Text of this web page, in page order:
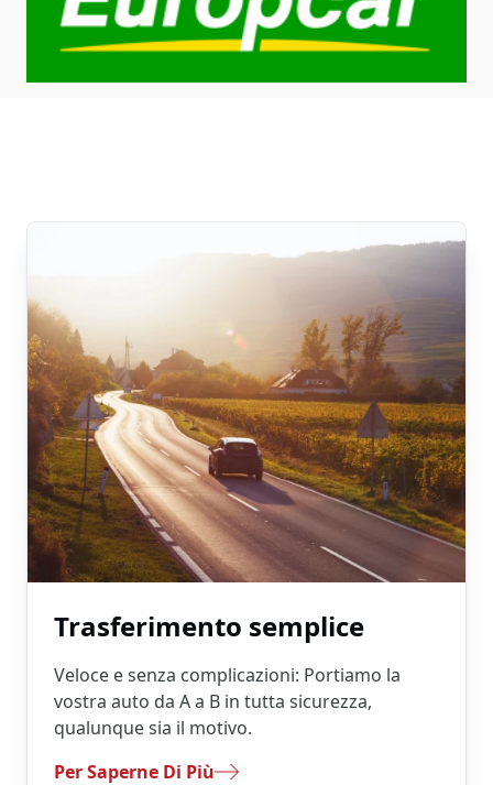
Trasferimento semplice
Veloce e senza complicazioni: Portiamo la
vostra auto da A a B in tutta sicurezza,
qualunque sia il motivo.
Per Saperne Di Più
- Trasferimento Semplice